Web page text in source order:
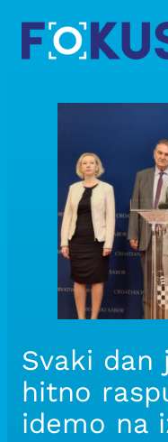
Skip
content
Svaki dan
hitno
idemo na